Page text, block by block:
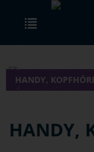
Skip to main content
HANDY,
HANDY,